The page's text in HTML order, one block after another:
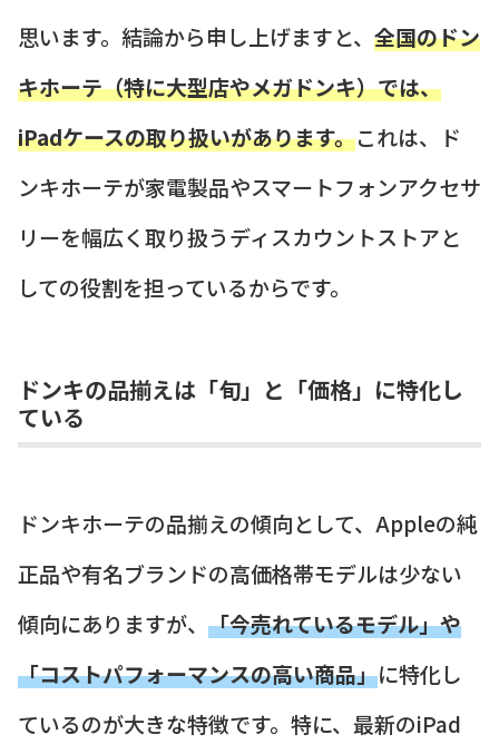
思います。結論から申し上げますと、 全国のドン
キホーテ（特に大型店やメガドンキ）では、
iPadケースの取り扱いがあります。これは、ド
ンキホーテが家電製品やスマートフォンアクセサ
リーを幅広く取り扱うディスカウントストアと
しての役割を担っているからです。
ドンキの品揃えは「旬」と「価格」に特化し
ている
ドンキホーテの品揃えの傾向として、Appleの純
正品や有名ブランドの高価格帯モデルは少ない
傾向にありますが、 「今売れているモデル」や
「コストパフォーマンスの高い商品」に特化し
ているのが大きな特徴です。特に、最新のiPad